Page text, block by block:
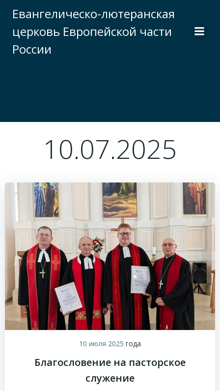
к
содержимому
Евангелическо-лютеранская
церковь Европейской части
России
10.07.2025
10 июля 2025 года
Благословение на пасторское
служение